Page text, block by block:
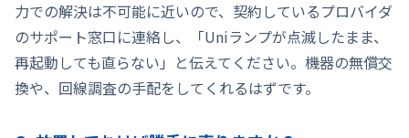
力での解決は不可能に近いので、契約しているプロバイダ
のサポート窓口に連絡し、「Uniランプが点滅したまま、
再起動しても直らない」と伝えてください。機器の無償交
換や、回線調査の手配をしてくれるはずです。